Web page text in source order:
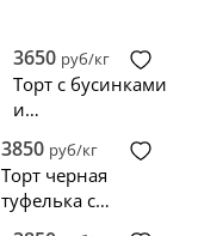
3650 руб/кг
Торт с бусинками
и
цветами
3850 руб/кг
Торт черная
туфелька с